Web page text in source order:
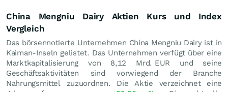
China Mengniu Dairy Aktien Kurs und Index
Vergleich
Das börsennotierte Unternehmen China Mengniu Dairy ist in
Kaiman-Inseln gelistet. Das Unternehmen verfügt über eine
Marktkapitalisierung von 8,12 Mrd. EUR und seine
Geschäftsaktivitäten sind vorwiegend der Branche
Nahrungsmittel zuzuordnen. Die Aktie verzeichnet eine